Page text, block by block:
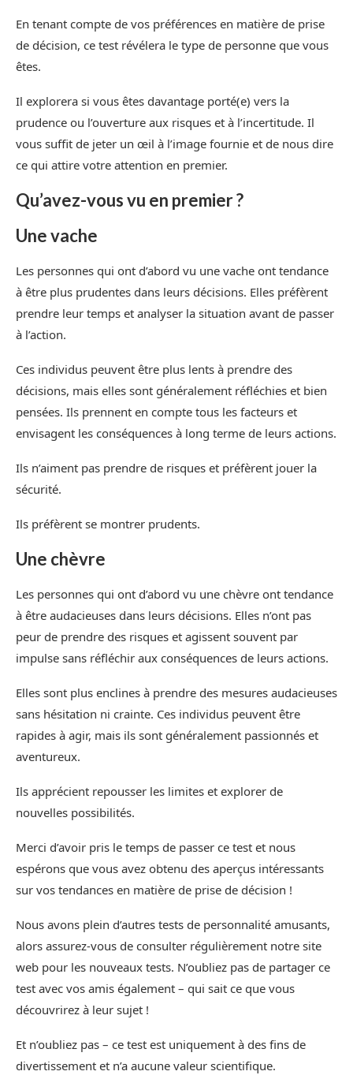
En tenant compte de vos préférences en matière de prise
de décision, ce test révélera le type de personne que vous
êtes.
Il explorera si vous êtes davantage porté(e) vers la
prudence ou l’ouverture aux risques et à l’incertitude. Il
vous suffit de jeter un œil à l’image fournie et de nous dire
ce qui attire votre attention en premier.
Qu’avez-vous vu en premier ?
Une vache
Les personnes qui ont d’abord vu une vache ont tendance
à être plus prudentes dans leurs décisions. Elles préfèrent
prendre leur temps et analyser la situation avant de passer
à l’action.
Ces individus peuvent être plus lents à prendre des
décisions, mais elles sont généralement réfléchies et bien
pensées. Ils prennent en compte tous les facteurs et
envisagent les conséquences à long terme de leurs actions.
Ils n’aiment pas prendre de risques et préfèrent jouer la
sécurité.
Ils préfèrent se montrer prudents.
Une chèvre
Les personnes qui ont d’abord vu une chèvre ont tendance
à être audacieuses dans leurs décisions. Elles n’ont pas
peur de prendre des risques et agissent souvent par
impulse sans réfléchir aux conséquences de leurs actions.
Elles sont plus enclines à prendre des mesures audacieuses
sans hésitation ni crainte. Ces individus peuvent être
rapides à agir, mais ils sont généralement passionnés et
aventureux.
Ils apprécient repousser les limites et explorer de
nouvelles possibilités.
Merci d’avoir pris le temps de passer ce test et nous
espérons que vous avez obtenu des aperçus intéressants
sur vos tendances en matière de prise de décision !
Nous avons plein d’autres tests de personnalité amusants,
alors assurez-vous de consulter régulièrement notre site
web pour les nouveaux tests. N’oubliez pas de partager ce
test avec vos amis également – qui sait ce que vous
découvrirez à leur sujet !
Et n’oubliez pas – ce test est uniquement à des fins de
divertissement et n’a aucune valeur scientifique.